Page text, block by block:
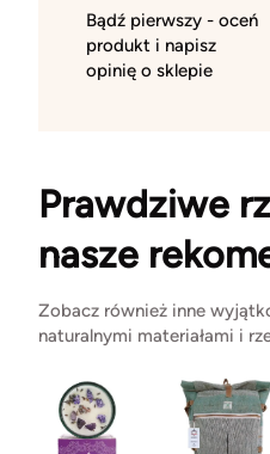
Bądź pierwszy - oceń
produkt i napisz
opinię o sklepie
Prawdziwe
nasze
Zobacz również inne
naturalnymi materiałami i